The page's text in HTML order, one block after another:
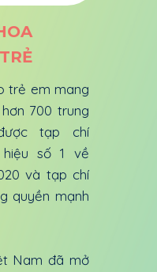
trẻ em mang
700 trung
tạp chí
hiệu số 1 về
và tạp chí
quyền mạnh
Nam đã mở